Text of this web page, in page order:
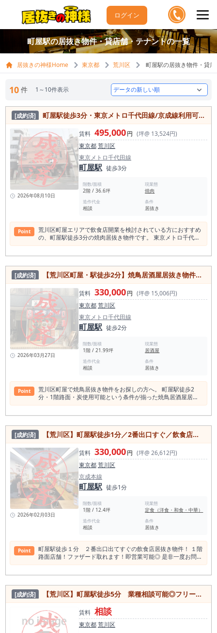
ログイン
町屋駅の居抜き物件・貸店舗・テナントの一覧
居抜きの神様Home 東京都 荒川区 町屋駅の居抜き物件・貸
10 件 1～10件表示
[成約済] 町屋駅徒歩3分・東京メトロ千代田線/京成線利用可／荒川区町屋の焼肉居抜き物件
2026年08月10日
賃料 495,000円 (坪@ 13,524円)
東京都荒川区
東京メトロ千代田線
町屋駅 徒歩3分
階数/面積
2階 / 36.6坪
現業態
焼肉
造作代金
相談
条件
居抜き
Point
荒川区町屋エリアで飲食店開業を検討されている方におすすめ
の、町屋駅徒歩3分の焼肉居抜き物件です。 東京メトロ千代田
線・京成線の利用が可能な町屋駅近くに位置し、駅からのアク
便性が高く、地域住民の日常利用に加えて、駅利用者や近隣勤
務者の集客も期待できるエリアです。 本物件は、飲食店が多く
集まる繁華街エリアにあり、周辺には居酒屋、焼肉店、ラーメ
ン店、定食店、カフェなどさまざまな飲食店が点在していま
す。 すでに外食需要が形成されているエリアのため、飲食店開
業を考えるうえで立地の分かりやすさが大きな魅力です。 町屋
駅半径500m圏内には飲食店が多数あり、焼肉店も一定数営業
していることから、食事目的で人が集まりやすい商圏といえま
す。 約36.3坪の広さがあるため、焼肉店としての再出店はもち
ろん、居酒屋、韓国料理店、肉料理店、ホルモン店、鉄板焼
き、ダイニング業態など、幅広い飲食業態で検討しやすい店舗
物件です。焼肉居抜き物件のため、同業態や近い業態であれ
ば、内装・設備の活用により開業準備の効率化や初期費用の抑
制が期待できます。 スケルトンから店舗を作り込む場合に比
き物件ならではのメリットです。 町屋駅は東京メトロ千代田線
と京成線が利用でき、都心方面や京成沿線からのアクセスにも
優れています。 千代田線は大手町・表参道方面への移動にも便
利で、京成線は日暮里方面や千葉方面への動線を持つため、地
域住民だけでなく、乗換利用者や沿線利用者への認知も期待で
きます。駅徒歩3分という距離感は、天候や時間帯に左右され
にくく、ランチ・ディナー・仕事帰りの利用など、日常的な来
店動機につながりやすいポイントです。 また、人通りのある繁
華街立地であることから、新規開業時の認知獲得にも向いてい
ます。 飲食店開業では、物件の場所が分かりやすいこと、周辺
に飲食利用の習慣があること、駅から近いことが重要です。 本
物件は「町屋駅近く」「荒川区町屋」「焼肉居抜き」「飲食店
開業向け」という複数の強みを備えており、町屋エリアで店舗
物件を探している方にとって検討価値の高い物件です。 焼肉店
の居抜き物件を探している方はもちろん、荒川区で飲食店を開
業したい方、町屋駅周辺で駅近店舗を探している方、既存設備
を活かしてスピード感のある出店を目指したい方におすすめで
す。地域密着型の飲食店としても、仕事帰りや週末の外食需要
を狙う店舗としても検討しやすい立地です。 町屋・荒川区エリ
アで居抜き物件をお探しの方は、ぜひ一度ご検討ください。
[成約済] 【荒川区町屋・駅徒歩2分】焼鳥居酒屋居抜き物件／炭使用可／1階路面21.99坪／千代田線・京成本線・都電荒川線利用可
2026年03月27日
賃料 330,000円 (坪@ 15,006円)
東京都荒川区
東京メトロ千代田線
町屋駅 徒歩2分
階数/面積
1階 / 21.99坪
現業態
居酒屋
造作代金
相談
条件
居抜き
Point
荒川区町屋で焼鳥居抜き物件をお探しの方へ。 町屋駅徒歩2
分・1階路面・炭使用可能という条件が揃った焼鳥居酒屋居抜
き物件の募集が開始しました。 「町屋 居抜き」「町屋 焼鳥 居
屋駅」徒歩2分、京成本線「町屋駅」徒歩2分、都電荒川線「町
屋駅前」徒歩2分の立地。 3路線が交差する町屋駅は、2024年
度のデータで東京メトロ約60,574人、京成本線約19,511人、
合計約8万人が利用する交通拠点です。 荒川区内でも安定した
乗降客数を誇る駅のひとつであり、駅近飲食店物件の需要は底
堅いエリアと言えます。 さらに町屋駅半径500m圏内には飲食
店が281件。 下町酒場文化が根付くエリアで、焼鳥・もつ焼
き・大衆酒場・立ち飲み・居酒屋業態が共存しています。 競争
がある市場だからこそ、業態の選択と物件条件が重要になりま
す。 その町屋で、「炭火使用可能」な焼鳥居酒屋居抜き物件は
決して多くありません。 炭火使用可の1階路面店舗という条件
は、 町屋で焼鳥開業を検討している方にとって大きな差別化ポ
イントになります。 本物件は1階路面店舗、約21.99坪。 前業
態は焼鳥居酒屋。カウンター主体の設計で、厨房動線も完成度
鳥・炭火串焼き・もつ焼き・地元密着型酒場など、 町屋の客層
に親和性の高い業態に適しています。 「町屋 居酒屋 居抜き」
「町屋 1階 路面 店舗」「千代田線 居抜き」「京成本線 居抜
き」「都電荒川線 店舗」でお探しの方にとって、 本物件は立
地・条件・業態適合性のバランスが取れた一件です。 町屋で飲
食店を出店する場合、 駅距離・視認性・炭使用可否・排気導線
は重要な検討要素になります。 本物件は徒歩2分の駅近立地に
加え、 既存内装を活かせる焼鳥居抜き物件のため、 初期投資
を抑えたスピード開業が可能です。 町屋エリアは大規模再開発
型の街ではありませんが、地域密着型の固定客がつきやすいエ
リアです。 焼鳥や炭火業態は客単価設計がしやすく、下町エリ
アとの相性も良い業態です。 町屋で焼鳥居抜き物件を探してい
[成約済] 【荒川区】町屋駅徒歩1分／2番出口すぐ／飲食店居抜き物件／1階路面店舗／即営業可能／約12.4坪
2026年02月03日
賃料 330,000円 (坪@ 26,612円)
東京都荒川区
京成本線
町屋駅 徒歩1分
階数/面積
1階 / 12.4坪
現業態
定食（洋食・和食・中華）
造作代金
相談
条件
居抜き
Point
町屋駅徒歩１分 ２番出口出てすぐの飲食店居抜き物件！ １階
路面店舗！ファザード取れます！即営業可能◎ 是非一度お問い
合わせください！
[成約済] 【荒川区】町屋駅徒歩5分 業種相談可能◎フリーレント2ヶ月付き！施設充実居抜き物件
賃料 相談
東京都荒川区